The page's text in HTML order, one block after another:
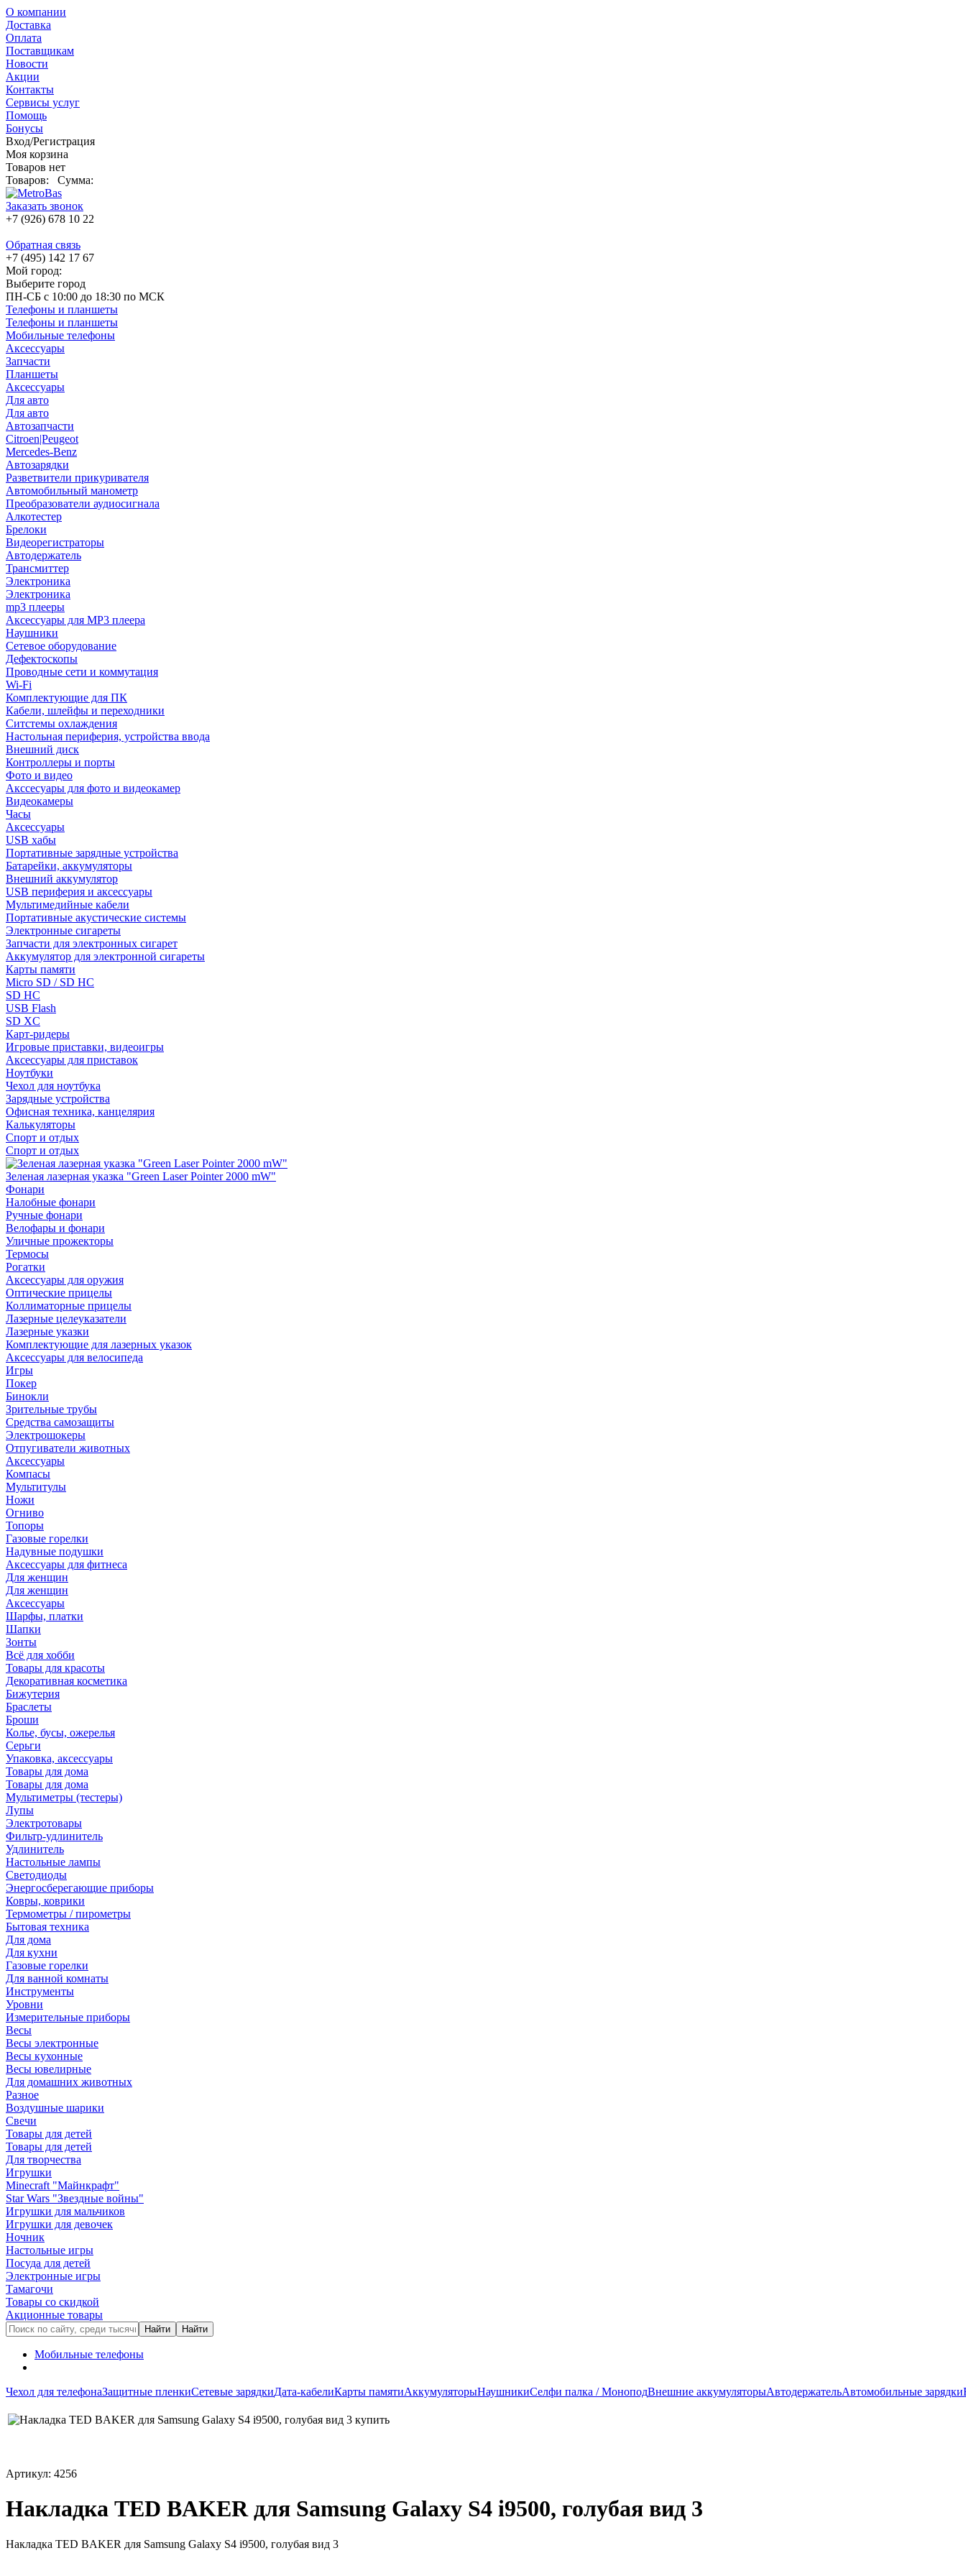
О компании
Доставка
Оплата
Поставщикам
Новости
Акции
Контакты
Сервисы услуг
Помощь
Бонусы
Вход/Регистрация
Моя корзина
Товаров нет
Товаров:
Сумма:
Заказать звонок
+7 (926) 678 10 22
Обратная связь
+7 (495) 142 17 67
Мой город:
Выберите город
ПН-СБ с 10:00 до 18:30 по МСК
Телефоны и планшеты
Телефоны и планшеты
Мобильные телефоны
Аксессуары
Запчасти
Планшеты
Аксессуары
Для авто
Для авто
Автозапчасти
Citroen|Peugeot
Mercedes-Benz
Автозарядки
Разветвители прикуривателя
Автомобильный манометр
Преобразователи аудиосигнала
Алкотестер
Брелоки
Видеорегистраторы
Автодержатель
Трансмиттер
Электроника
Электроника
mp3 плееры
Аксессуары для MP3 плеера
Наушники
Сетевое оборудование
Дефектоскопы
Проводные сети и коммутация
Wi-Fi
Комплектующие для ПК
Кабели, шлейфы и переходники
Ситстемы охлаждения
Настольная периферия, устройства ввода
Внешний диск
Контроллеры и порты
Фото и видео
Акссесуары для фото и видеокамер
Видеокамеры
Часы
Аксессуары
USB хабы
Портативные зарядные устройства
Батарейки, аккумуляторы
Внешний аккумулятор
USB периферия и аксессуары
Мультимедийные кабели
Портативные акустические системы
Электронные сигареты
Запчасти для электронных сигарет
Аккумулятор для электронной сигареты
Карты памяти
Micro SD / SD HC
SD HC
USB Flash
SD XC
Карт-ридеры
Игровые приставки, видеоигры
Аксессуары для приставок
Ноутбуки
Чехол для ноутбука
Зарядные устройства
Офисная техника, канцелярия
Калькуляторы
Спорт и отдых
Спорт и отдых
Зеленая лазерная указка "Green Laser Pointer 2000 mW"
Фонари
Налобные фонари
Ручные фонари
Велофары и фонари
Уличные прожекторы
Термосы
Рогатки
Аксессуары для оружия
Оптические прицелы
Коллиматорные прицелы
Лазерные целеуказатели
Лазерные указки
Комплектующие для лазерных указок
Аксессуары для велосипеда
Игры
Покер
Бинокли
Зрительные трубы
Средства самозащиты
Электрошокеры
Отпугиватели животных
Аксессуары
Компасы
Мультитулы
Ножи
Огниво
Топоры
Газовые горелки
Надувные подушки
Аксессуары для фитнеса
Для женщин
Для женщин
Аксессуары
Шарфы, платки
Шапки
Зонты
Всё для хобби
Товары для красоты
Декоративная косметика
Бижутерия
Браслеты
Броши
Колье, бусы, ожерелья
Серьги
Упаковка, аксессуары
Товары для дома
Товары для дома
Мультиметры (тестеры)
Лупы
Электротовары
Фильтр-удлинитель
Удлинитель
Настольные лампы
Светодиоды
Энергосберегающие приборы
Ковры, коврики
Термометры / пирометры
Бытовая техника
Для дома
Для кухни
Газовые горелки
Для ванной комнаты
Инструменты
Уровни
Измерительные приборы
Весы
Весы электронные
Весы кухонные
Весы ювелирные
Для домашних животных
Разное
Воздушные шарики
Свечи
Товары для детей
Товары для детей
Для творчества
Игрушки
Minecraft "Майнкрафт"
Star Wars "Звездные войны"
Игрушки для мальчиков
Игрушки для девочек
Ночник
Настольные игры
Посуда для детей
Электронные игры
Тамагочи
Товары со скидкой
Акционные товары
Мобильные телефоны
Чехол для телефонаЗащитные пленкиСетевые зарядкиДата-кабелиКарты памятиАккумуляторыНаушникиСелфи палка / МоноподВнешние аккумуляторыАвтодержательАвтомобильные зарядки
Артикул: 4256
Накладка TED BAKER для Samsung Galaxy S4 i9500, голубая вид 3
Накладка TED BAKER для Samsung Galaxy S4 i9500, голубая вид 3